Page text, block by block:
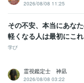
2026/08/08 11:25
その不安、本当にあな
軽くなる人は最初にこ
学び
霊視鑑定士 神凪
2026/08/08 03:22